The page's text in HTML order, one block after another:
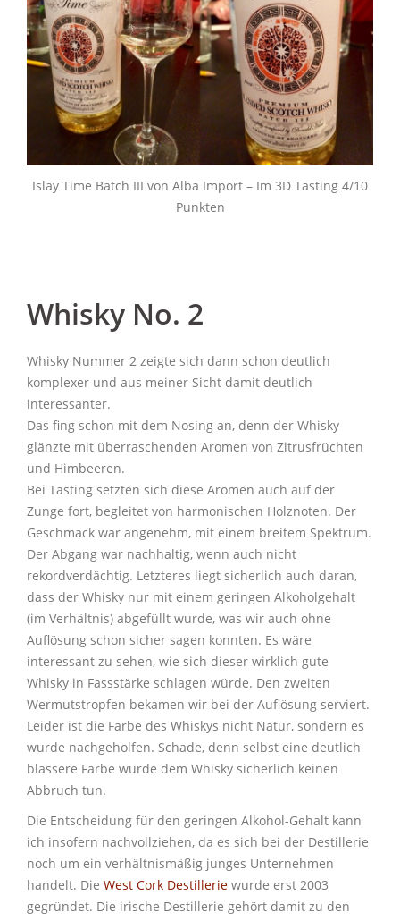
Islay Time Batch III von Alba Import – Im 3D Tasting 4/10
Punkten
Whisky No. 2
Whisky Nummer 2 zeigte sich dann schon deutlich
komplexer und aus meiner Sicht damit deutlich
interessanter.
Das fing schon mit dem Nosing an, denn der Whisky
glänzte mit überraschenden Aromen von Zitrusfrüchten
und Himbeeren.
Bei Tasting setzten sich diese Aromen auch auf der
Zunge fort, begleitet von harmonischen Holznoten. Der
Geschmack war angenehm, mit einem breitem Spektrum.
Der Abgang war nachhaltig, wenn auch nicht
rekordverdächtig. Letzteres liegt sicherlich auch daran,
dass der Whisky nur mit einem geringen Alkoholgehalt
(im Verhältnis) abgefüllt wurde, was wir auch ohne
Auflösung schon sicher sagen konnten. Es wäre
interessant zu sehen, wie sich dieser wirklich gute
Whisky in Fassstärke schlagen würde. Den zweiten
Wermutstropfen bekamen wir bei der Auflösung serviert.
Leider ist die Farbe des Whiskys nicht Natur, sondern es
wurde nachgeholfen. Schade, denn selbst eine deutlich
blassere Farbe würde dem Whisky sicherlich keinen
Abbruch tun.
Die Entscheidung für den geringen Alkohol-Gehalt kann
ich insofern nachvollziehen, da es sich bei der Destillerie
noch um ein verhältnismäßig junges Unternehmen
handelt. Die West Cork Destillerie wurde erst 2003
gegründet. Die irische Destillerie gehört damit zu den